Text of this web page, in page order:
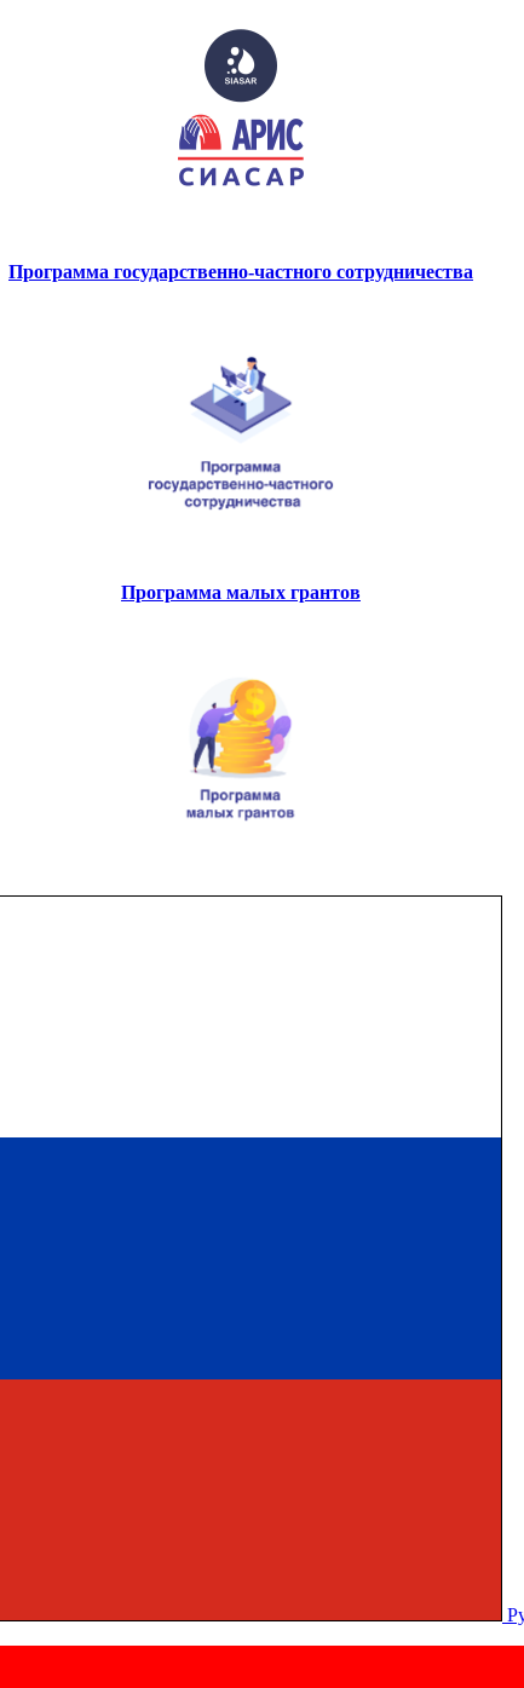
Программа государственно-частного сотрудничества
Программа малых грантов